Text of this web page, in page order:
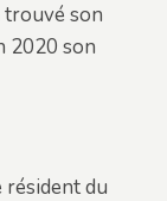
trouvé son
2020 son
résident du